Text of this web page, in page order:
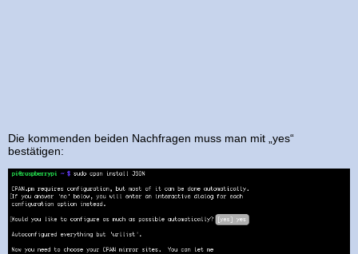
Die kommenden beiden Nachfragen muss man mit „yes“
bestätigen: